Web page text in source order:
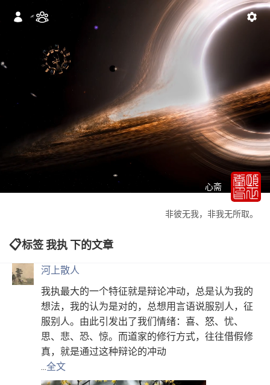
心斋
非彼无我，非我无所取。
标签 我执 下的文章
河上散人
我执最大的一个特征就是辩论冲动，总是认为我的
想法，我的认为是对的，总想用言语说服别人，征
服别人。由此引发出了我们情绪：喜、怒、忧、
思、悲、恐、惊。而道家的修行方式，往往借假修
真，就是通过这种辩论的冲动
...全文